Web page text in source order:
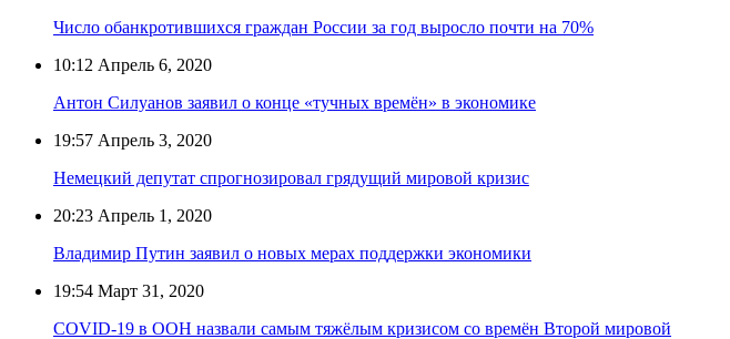
Число обанкротившихся граждан России за год выросло почти на 70%
10:12 Апрель 6, 2020
Антон Силуанов заявил о конце «тучных времён» в экономике
19:57 Апрель 3, 2020
Немецкий депутат спрогнозировал грядущий мировой кризис
20:23 Апрель 1, 2020
Владимир Путин заявил о новых мерах поддержки экономики
19:54 Март 31, 2020
COVID-19 в ООН назвали самым тяжёлым кризисом со времён Второй мировой